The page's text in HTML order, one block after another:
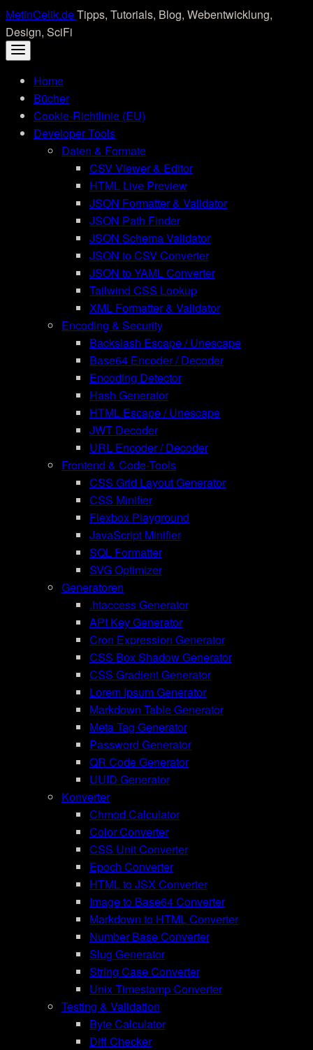
Skip
to
content
MetinCelik.deTipps, Tutorials, Blog, Webentwicklung,
Design, SciFi
Home
Bücher
Cookie-Richtlinie (EU)
Developer Tools
Daten & Formate
CSV Viewer & Editor
HTML Live Preview
JSON Formatter & Validator
JSON Path Finder
JSON Schema Validator
JSON to CSV Converter
JSON to YAML Converter
Tailwind CSS Lookup
XML Formatter & Validator
Encoding & Security
Backslash Escape / Unescape
Base64 Encoder / Decoder
Encoding Detector
Hash Generator
HTML Escape / Unescape
JWT Decoder
URL Encoder / Decoder
Frontend & Code-Tools
CSS Grid Layout Generator
CSS Minifier
Flexbox Playground
JavaScript Minifier
SQL Formatter
SVG Optimizer
Generatoren
.htaccess Generator
API Key Generator
Cron Expression Generator
CSS Box Shadow Generator
CSS Gradient Generator
Lorem Ipsum Generator
Markdown Table Generator
Meta Tag Generator
Password Generator
QR Code Generator
UUID Generator
Konverter
Chmod Calculator
Color Converter
CSS Unit Converter
Epoch Converter
HTML to JSX Converter
Image to Base64 Converter
Markdown to HTML Converter
Number Base Converter
Slug Generator
String Case Converter
Unix Timestamp Converter
Testing & Validation
Byte Calculator
Diff Checker